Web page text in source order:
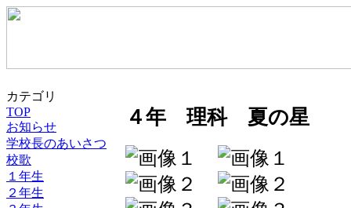
カテゴリ
TOP
お知らせ
学校長のあいさつ
校歌
１年生
２年生
４年 理科 夏の星